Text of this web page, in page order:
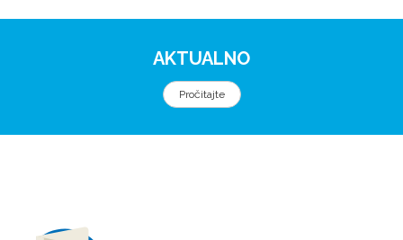
AKTUALNO
Pročitajte